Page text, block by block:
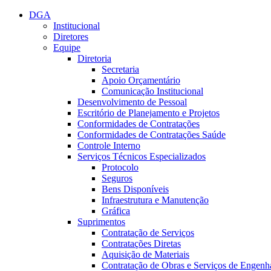
Conteúdo principal
DGA
Institucional
Diretores
Equipe
Diretoria
Secretaria
Apoio Orçamentário
Comunicação Institucional
Desenvolvimento de Pessoal
Escritório de Planejamento e Projetos
Conformidades de Contratações
Conformidades de Contratações Saúde
Controle Interno
Serviços Técnicos Especializados
Protocolo
Seguros
Bens Disponíveis
Infraestrutura e Manutenção
Gráfica
Suprimentos
Contratação de Serviços
Contratações Diretas
Aquisição de Materiais
Contratação de Obras e Serviços de